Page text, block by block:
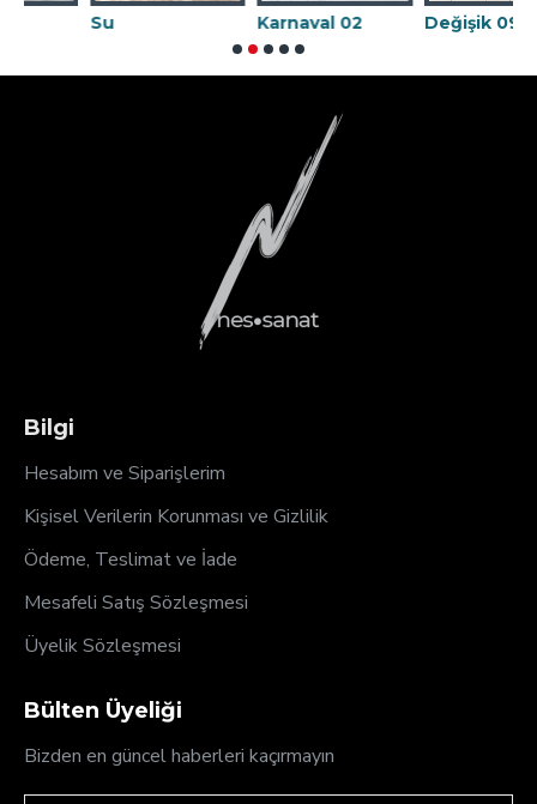
Karnaval 02 Değişik 09
Bilgi
Hesabım ve Siparişlerim
Kişisel Verilerin Korunması ve Gizlilik
Ödeme, Teslimat ve İade
Mesafeli Satış Sözleşmesi
Üyelik Sözleşmesi
Bülten Üyeliği
Bizden en güncel haberleri kaçırmayın